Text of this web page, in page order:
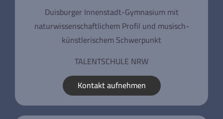
Duisburger Innenstadt-Gymnasium mit
naturwissenschaftlichem Profil und musisch-
künstlerischem Schwerpunkt
TALENTSCHULE NRW
Kontakt aufnehmen